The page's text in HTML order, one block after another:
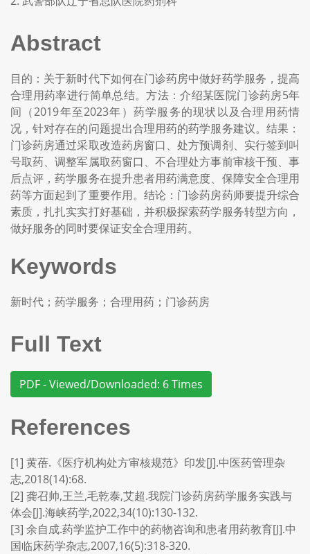
Abstract
目的：关于新时代下如何在门诊药房中做好药学服务，提高
合理用药率进行简单总结。方法：介绍某医院门诊药房5年
间（2019年至2023年）药学服务的现状以及合理用药情
况，针对存在的问题提出合理用药的药学服务建议。结果：
门诊药房通过采取改造药房窗口、处方预调剂、实行签到叫
号取药、调整军属取药窗口、不合理处方事前审核干预、事
后点评，药学服务在提升患者用药满意度、保障安全合理用
药等方面起到了重要作用。结论：门诊药房药师要提升综合
素质，扎扎实实打好基础，并积极探索药学服务转型方向，
做好服务的同时要保证安全合理用药。
Keywords
新时代；药学服务；合理用药；门诊药房
Full Text
PDF - Viewed/Downloaded: 6 Times
References
[1] 黄蓓.《医疗机构处方审核规范》印发[J].中医药管理杂
志,2018(14):68.
[2] 龚召帅,王兰,毛乾泰,艾超.我院门诊药房药学服务实践与
体会[J].海峡药学,2022,34(10):130-132.
[3] 余自成.药学监护工作中的药物咨询和患者用药教育[J].中
国临床药学杂志,2007,16(5):318-320.